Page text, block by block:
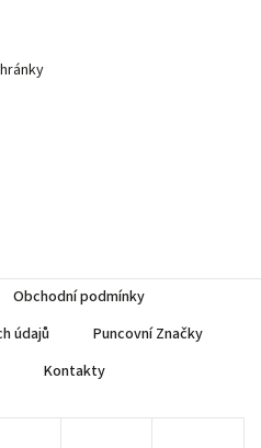
Obchodní podmínky
údajů
Puncovní Značky
Kontakty